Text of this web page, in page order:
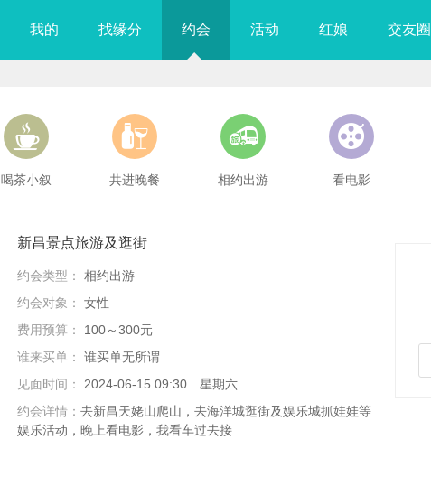
我的 找缘分 约会 活动 红娘 交友圈

喝茶小叙

共进晚餐

相约出游

看电影
新昌景点旅游及逛街
约会类型：
相约出游
约会对象：
女性
费用预算：
100～300元
谁来买单：
谁买单无所谓
见面时间：
2024-06-15 09:30 星期六
约会详情： 去新昌天姥山爬山，去海洋城逛街及娱乐城抓娃娃等
娱乐活动，晚上看电影，我看车过去接